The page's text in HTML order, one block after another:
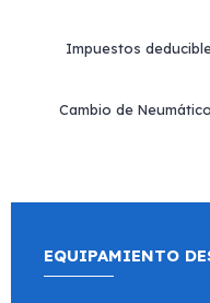
Impuestos
Cambio de
EQUIPAMIENTO